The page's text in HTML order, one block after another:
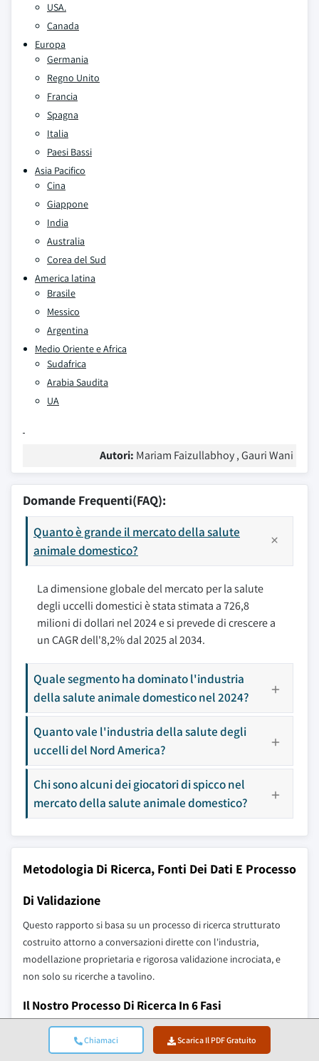
Chiamaci Scarica Il PDF Gratuito
USA.
Canada
Europa
Germania
Regno Unito
Francia
Spagna
Italia
Paesi Bassi
Asia Pacifico
Cina
Giappone
India
Australia
Corea del Sud
America latina
Brasile
Messico
Argentina
Medio Oriente e Africa
Sudafrica
Arabia Saudita
UA
Autori: Mariam Faizullabhoy , Gauri Wani
Domande Frequenti(FAQ):
Quanto è grande il mercato della salute
animale domestico?
La dimensione globale del mercato per la salute
degli uccelli domestici è stata stimata a 726,8
milioni di dollari nel 2024 e si prevede di crescere a
un CAGR dell'8,2% dal 2025 al 2034.
Quale segmento ha dominato l'industria
della salute animale domestico nel 2024?
Quanto vale l'industria della salute degli
uccelli del Nord America?
Chi sono alcuni dei giocatori di spicco nel
mercato della salute animale domestico?
Metodologia Di Ricerca, Fonti Dei Dati E Processo
Di Validazione
Questo rapporto si basa su un processo di ricerca strutturato
costruito attorno a conversazioni dirette con l'industria,
modellazione proprietaria e rigorosa validazione incrociata, e
non solo su ricerche a tavolino.
Il Nostro Processo Di Ricerca In 6 Fasi